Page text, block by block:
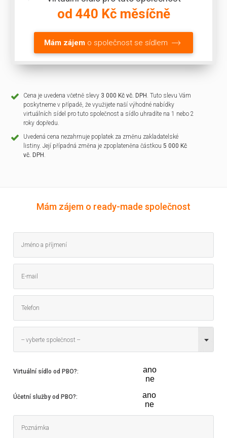
od 440 Kč měsíčně
Mám zájem o společnost se sídlem
Cena je uvedena včetně slevy 3 000 Kč vč. DPH . Tuto slevu Vám
poskytneme v případě, že využijete naší výhodné nabídky
virtuálních sídel pro tuto společnost a sídlo uhradíte na 1 nebo 2
roky dopředu.
Uvedená cena nezahrnuje poplatek za změnu zakladatelské
listiny. Její případná změna je zpoplateněna částkou5 000 Kč
vč. DPH .
Mám zájem o ready-made společnost
-- vyberte společnost --
Virtuální sídlo od PBO?:
ano
ne
Účetní služby od PBO?:
ano
ne